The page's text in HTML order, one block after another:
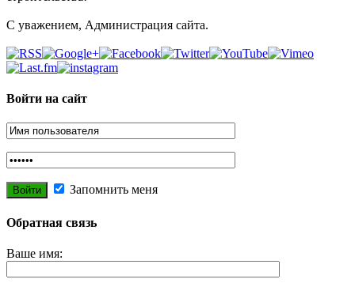
С уважением, Администрация сайта.
Войти на сайт
Запомнить меня
Обратная связь
Ваше имя: